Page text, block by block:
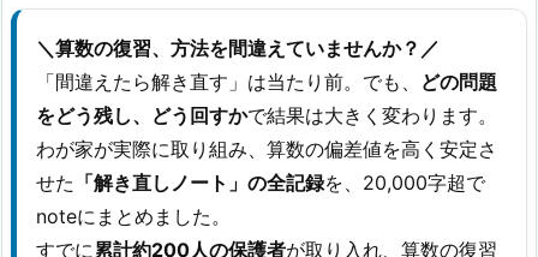
＼算数の復習、方法を間違えていませんか？／
「間違えたら解き直す」は当たり前。でも、 どの問題
をどう残し、どう回すかで結果は大きく変わります。
わが家が実際に取り組み、算数の偏差値を高く安定さ
せた 「解き直しノート」の全記録を、20,000字超で
noteにまとめました。
すでに 累計約200人の保護者が取り入れ、算数の復習